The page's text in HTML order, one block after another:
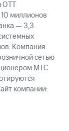
миллионов
— 3,3
Компания
сетью
МТС
компании: